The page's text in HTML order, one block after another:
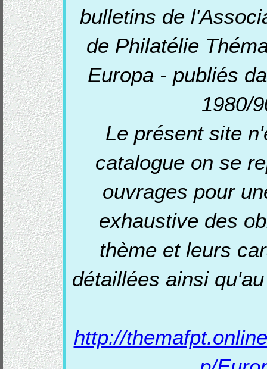
bulletins de
de Philatélie
Europa - publiés
1980/
Le présent site
catalogue on se
ouvrages pour
exhaustive des
thème et leurs
détaillées ainsi
http://